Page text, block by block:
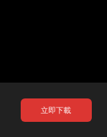
立即下載